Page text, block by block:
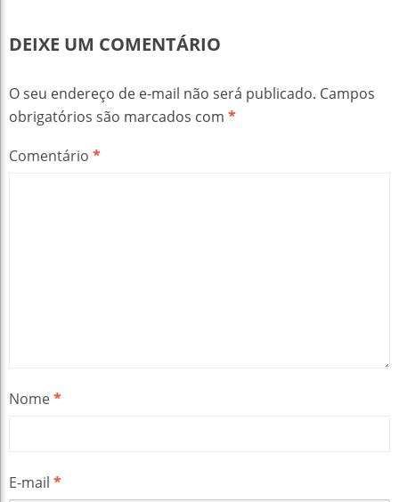
DEIXE UM COMENTÁRIO
O seu endereço de e-mail não será publicado. Campos
obrigatórios são marcados com *
Comentário *
Nome*
E-mail *